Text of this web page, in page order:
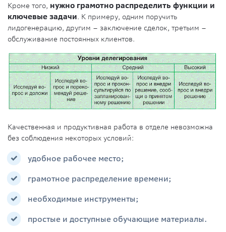
Кроме того, нужно грамотно распределить функции и
ключевые задачи. К примеру, одним поручить
лидогенерацию, другим – заключение сделок, третьим –
обслуживание постоянных клиентов.
Качественная и продуктивная работа в отделе невозможна
без соблюдения некоторых условий:
удобное рабочее место;
грамотное распределение времени;
необходимые инструменты;
простые и доступные обучающие материалы.